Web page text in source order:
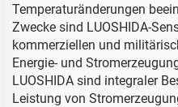
Temperaturänderungen
Zwecke sind LUOSHIDA-
kommerziellen und
Energie- und
LUOSHIDA sind integraler
Leistung von